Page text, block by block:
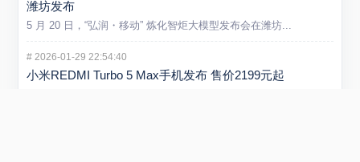
潍坊发布
5 月 20 日，“弘润・移动” 炼化智炬大模型发布会在潍坊...
#2026-01-29 22:54:40
小米REDMI Turbo 5 Max手机发布 售价2199元起